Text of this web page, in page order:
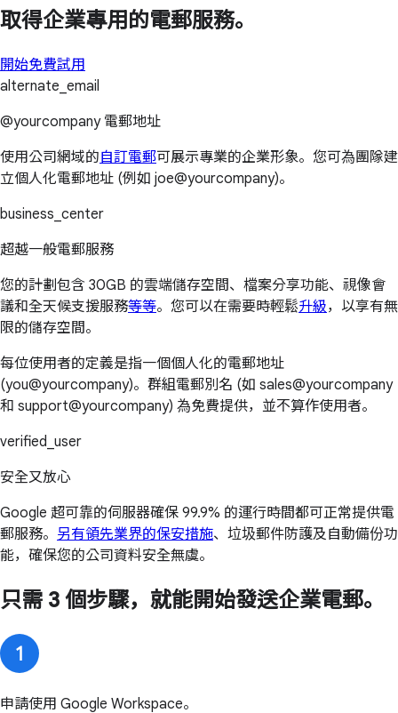
取得企業專用的電郵服務。
開始免費試用
alternate_email
@yourcompany 電郵地址
使用公司網域的自訂電郵可展示專業的企業形象。您可為團隊建
立個人化電郵地址 (例如 joe@yourcompany)。
business_center
超越一般電郵服務
您的計劃包含 30GB 的雲端儲存空間、檔案分享功能、視像會
議和全天候支援服務等等。您可以在需要時輕鬆升級，以享有無
限的儲存空間。
每位使用者的定義是指一個個人化的電郵地址
(you@yourcompany)。群組電郵別名 (如 sales@yourcompany
和 support@yourcompany) 為免費提供，並不算作使用者。
verified_user
安全又放心
Google 超可靠的伺服器確保 99.9% 的運行時間都可正常提供電
郵服務。 另有領先業界的保安措施、垃圾郵件防護及自動備份功
能，確保您的公司資料安全無虞。
只需 3 個步驟，就能開始發送企業電郵。
申請使用 Google Workspace。